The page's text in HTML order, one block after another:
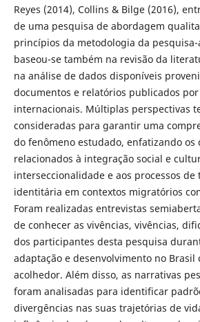
Reyes (2014), Collins & Bilge (2016),
de uma pesquisa de abordagem
princípios da metodologia da pesquisa-
baseou-se também na revisão da
na análise de dados disponíveis
documentos e relatórios publicados
internacionais. Múltiplas perspectivas
consideradas para garantir uma
do fenômeno estudado, enfatizando os
relacionados à integração social e
interseccionalidade e aos processos de
identitária em contextos migratórios
Foram realizadas entrevistas
de conhecer as vivências, vivências,
dos participantes desta pesquisa
adaptação e desenvolvimento no Brasil
acolhedor. Além disso, as narrativas
foram analisadas para identificar
divergências nas suas trajetórias de